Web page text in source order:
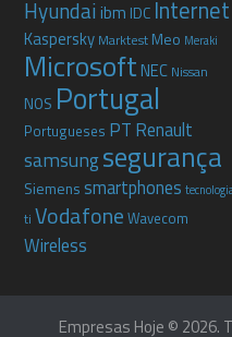
Hyundai ibm IDC Internet
Kaspersky Marktest Meo Meraki
MicrosoftNEC Nissan
NOS Portugal
Portugueses PT Renault
samsungsegurança
Siemenssmartphones
ti Vodafone Wavecom
Wireless
Empresas Hoje © 2026.